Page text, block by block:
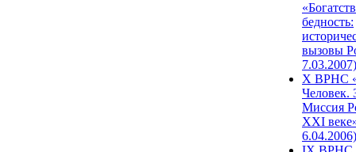
бедность:
вызовы
7.03.2007)
X ВРНС
Человек.
Миссия
XXI
6.04.2006)